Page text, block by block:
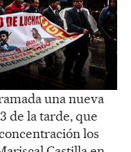
una nueva
de la tarde, que
los